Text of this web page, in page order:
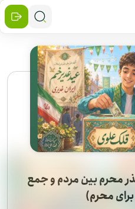
محرم بین مردم و جمع
محرم)